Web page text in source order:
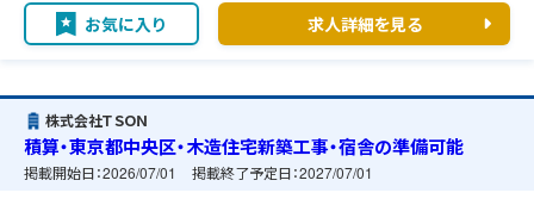
お気に入り 求人詳細を見る
株式会社ＴＳＯＮ
積算・東京都中央区・木造住宅新築工事・宿舎の準備可能
掲載開始日：2026/07/01 掲載終了予定日：2027/07/01